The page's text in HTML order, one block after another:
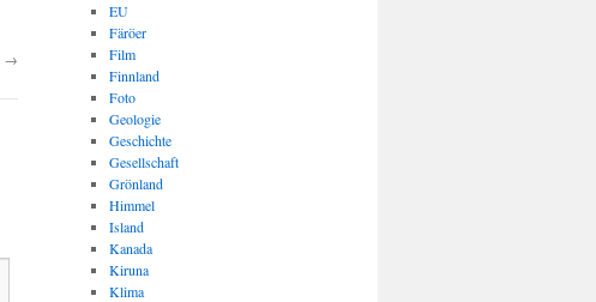
→
EU
Färöer
Film
Finnland
Foto
Geologie
Geschichte
Gesellschaft
Grönland
Himmel
Island
Kanada
Kiruna
Klima